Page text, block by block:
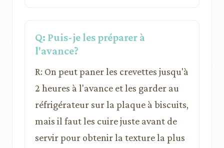
Q: Puis-je les préparer à
l'avance?
R: On peut paner les crevettes jusqu'à
2 heures à l'avance et les garder au
réfrigérateur sur la plaque à biscuits,
mais il faut les cuire juste avant de
servir pour obtenir la texture la plus